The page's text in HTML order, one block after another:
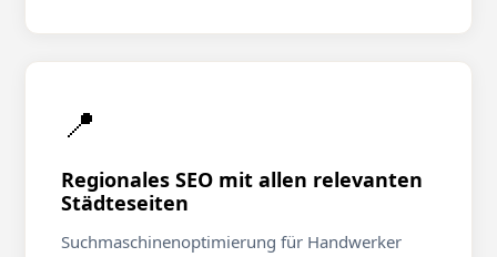
📍
Regionales SEO mit allen relevanten
Städteseiten
Suchmaschinenoptimierung für Handwerker